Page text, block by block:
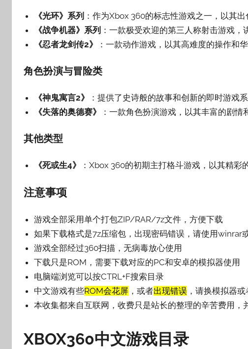
《光环》系列 ：作为Xbox 360的标志性游戏之一，以其出
《战争机器》系列 ：一款极受欢迎的第三人称射击游戏，
《忍者龙剑传2》
：一款动作游戏，以其高难度的操作和
角色扮演与冒险类
《神鬼寓言2》
：提供了史诗般的故事和创新的即时游戏
《失落的奥德赛》
：一款角色扮演游戏，以其丰富的剧情
其他类型
《死或生4》 ：Xbox 360的初期主打格斗游戏，以其精彩
注意事项
游戏全部采用单个打包ZIP/RAR/7z文件，方便下载
如果下载格式是7z压缩包，出现密码错误，请使用winrar
游戏全部经过360扫描，无病毒放心使用
下载只是ROM，需要下载对应的PC和安卓的模拟器使用
电脑端浏览可以按CTRL+F搜索目录
中文游戏有些ROM会花屏 ，或者出现错误 ，请换模拟器
本收集都来自互联网，收费只是站长的整理的辛苦费用，
XBOX360中文游戏目录